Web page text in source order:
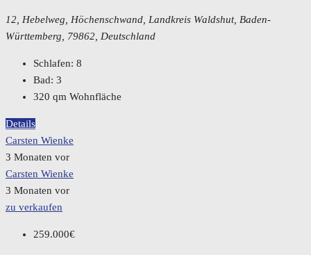
12, Hebelweg, Höchenschwand, Landkreis Waldshut, Baden-
Württemberg, 79862, Deutschland
Schlafen: 8
Bad: 3
320 qm Wohnfläche
Details
Carsten Wienke
3 Monaten vor
Carsten Wienke
3 Monaten vor
zu verkaufen
259.000€